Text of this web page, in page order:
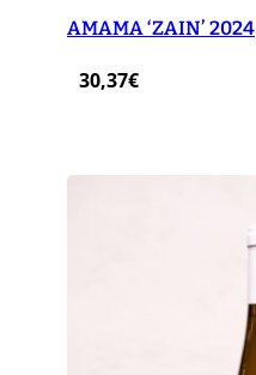
AMAMA ‘ZAIN’ 2024
30,37€